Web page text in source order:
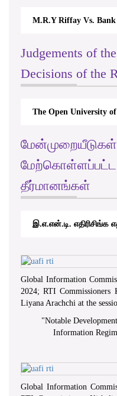
M.R.Y Riffay Vs.
Judgements of
Decisions of the
The Open University
தீர்மானங்கள்
இ.எ.என்.டி. எதிரிசிங்க
Global Information
2024; RTI Commissioners
Liyana Arachchi at the
"Notable
Information
Global Information